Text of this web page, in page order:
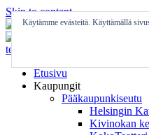
Skip to content
Etusivu
Kaupungit
Pääkaupunkiseutu
Helsingin
Kivinokan
Käytämme evästeitä. Käyttämällä